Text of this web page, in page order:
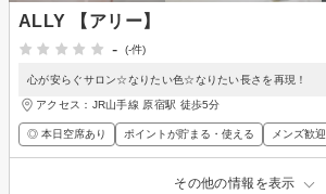
ALLY 【アリー】
-
(-件)
心が安らぐサロン☆なりたい色☆なりたい長さを再現！
アクセス：JR山手線 原宿駅 徒歩5分
◎ 本日空席あり ポイントが貯まる・使える メンズ歓迎
その他の情報を表示